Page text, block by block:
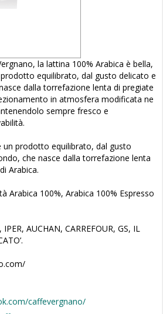
la lattina 100% Arabica è bella,
equilibrato, dal gusto delicato e
dalla torrefazione lenta di pregiate
in atmosfera modificata ne
sempre fresco e
un prodotto equilibrato, dal gusto
che nasce dalla torrefazione lenta
Arabica.
Arabica 100%, Arabica 100% Espresso
AUCHAN, CARREFOUR, GS, IL
caffevergnano/